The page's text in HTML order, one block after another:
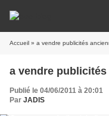
Accueil » a vendre publicités
a vendre
Publié le 04/06/2011 à 20:01
Par JADIS